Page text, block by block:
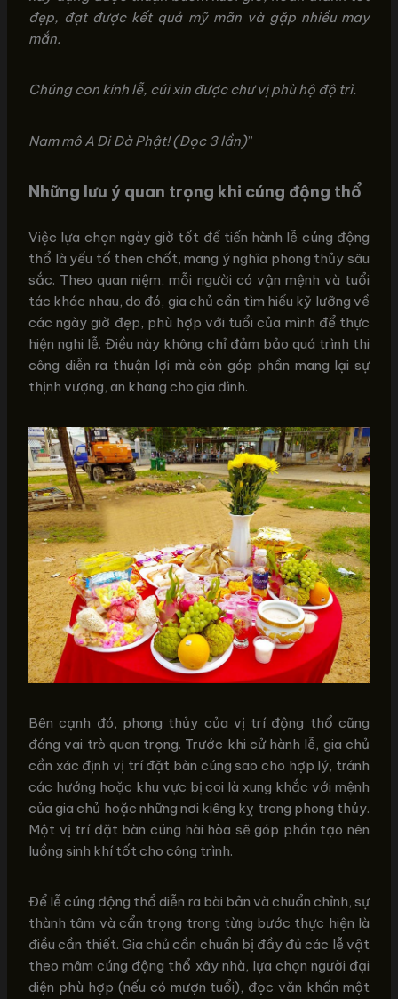
đẹp, đạt được kết quả mỹ mãn và gặp nhiều may
mắn.
Chúng con kính lễ, cúi xin được chư vị phù hộ độ trì.
Nam mô A Di Đà Phật! (Đọc 3 lần)”
Những lưu ý quan trọng khi cúng động thổ
Việc lựa chọn ngày giờ tốt để tiến hành lễ cúng động
thổ là yếu tố then chốt, mang ý nghĩa phong thủy sâu
sắc. Theo quan niệm, mỗi người có vận mệnh và tuổi
tác khác nhau, do đó, gia chủ cần tìm hiểu kỹ lưỡng về
các ngày giờ đẹp, phù hợp với tuổi của mình để thực
hiện nghi lễ. Điều này không chỉ đảm bảo quá trình thi
công diễn ra thuận lợi mà còn góp phần mang lại sự
thịnh vượng, an khang cho gia đình.
Bên cạnh đó, phong thủy của vị trí động thổ cũng
đóng vai trò quan trọng. Trước khi cử hành lễ, gia chủ
cần xác định vị trí đặt bàn cúng sao cho hợp lý, tránh
các hướng hoặc khu vực bị coi là xung khắc với mệnh
của gia chủ hoặc những nơi kiêng kỵ trong phong thủy.
Một vị trí đặt bàn cúng hài hòa sẽ góp phần tạo nên
luồng sinh khí tốt cho công trình.
Để lễ cúng động thổ diễn ra bài bản và chuẩn chỉnh, sự
thành tâm và cẩn trọng trong từng bước thực hiện là
điều cần thiết. Gia chủ cần chuẩn bị đầy đủ các lễ vật
theo mâm cúng động thổ xây nhà, lựa chọn người đại
diện phù hợp (nếu có mượn tuổi), đọc văn khấn một